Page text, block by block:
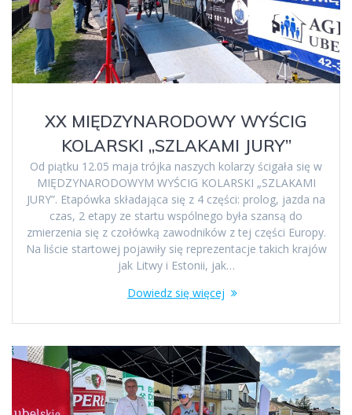
XX MIĘDZYNARODOWY WYŚCIG
KOLARSKI „SZLAKAMI JURY”
Od piątku 12.05 maja trójka naszych kolarzy ścigała się w
MIĘDZYNARODOWYM WYŚCIG KOLARSKI „SZLAKAMI
JURY”. Etapówka składająca się z 4 części: prolog, jazda na
czas, 2 etapy ze startu wspólnego była szansą do
zmierzenia się z czołówką zawodników z tej części Europy.
Na liście startowej pojawiły się reprezentacje takich krajów
jak Litwy i Estonii, jak…
Dowiedz się więcej